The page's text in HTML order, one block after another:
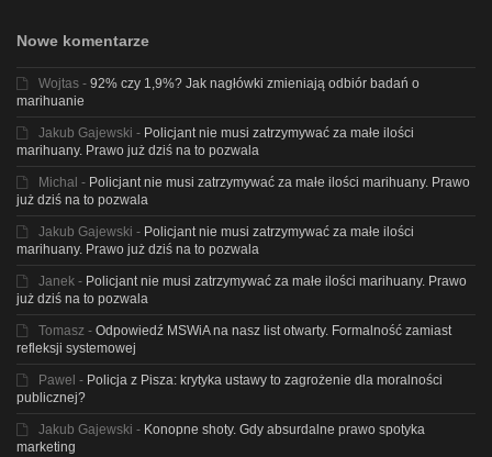
Nowe komentarze
Wojtas - 92% czy 1,9%? Jak nagłówki zmieniają odbiór badań o
marihuanie
Jakub Gajewski - Policjant nie musi zatrzymywać za małe ilości
marihuany. Prawo już dziś na to pozwala
Michal - Policjant nie musi zatrzymywać za małe ilości marihuany. Prawo
już dziś na to pozwala
Jakub Gajewski - Policjant nie musi zatrzymywać za małe ilości
marihuany. Prawo już dziś na to pozwala
Janek - Policjant nie musi zatrzymywać za małe ilości marihuany. Prawo
już dziś na to pozwala
Tomasz - Odpowiedź MSWiA na nasz list otwarty. Formalność zamiast
refleksji systemowej
Pawel - Policja z Pisza: krytyka ustawy to zagrożenie dla moralności
publicznej?
Jakub Gajewski - Konopne shoty. Gdy absurdalne prawo spotyka
marketing